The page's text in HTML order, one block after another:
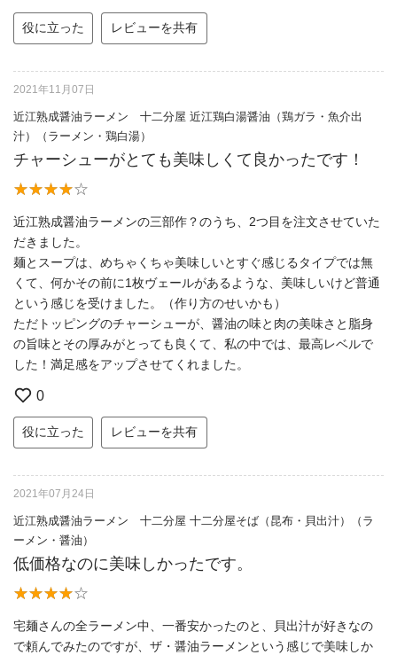
役に立った レビューを共有
2021年11月07日
近江熟成醤油ラーメン 十二分屋 近江鶏白湯醤油（鶏ガラ・魚介出
汁）（ラーメン・鶏白湯）
チャーシューがとても美味しくて良かったです！
近江熟成醤油ラーメンの三部作？のうち、2つ目を注文させていた
だきました。
麺とスープは、めちゃくちゃ美味しいとすぐ感じるタイプでは無
くて、何かその前に1枚ヴェールがあるような、美味しいけど普通
という感じを受けました。（作り方のせいかも）
ただトッピングのチャーシューが、醤油の味と肉の美味さと脂身
の旨味とその厚みがとっても良くて、私の中では、最高レベルで
した！満足感をアップさせてくれました。
0
役に立った レビューを共有
2021年07月24日
近江熟成醤油ラーメン 十二分屋 十二分屋そば（昆布・貝出汁）（ラ
ーメン・醤油）
低価格なのに美味しかったです。
宅麺さんの全ラーメン中、一番安かったのと、貝出汁が好きなの
で頼んでみたのですが、ザ・醤油ラーメンという感じで美味しか